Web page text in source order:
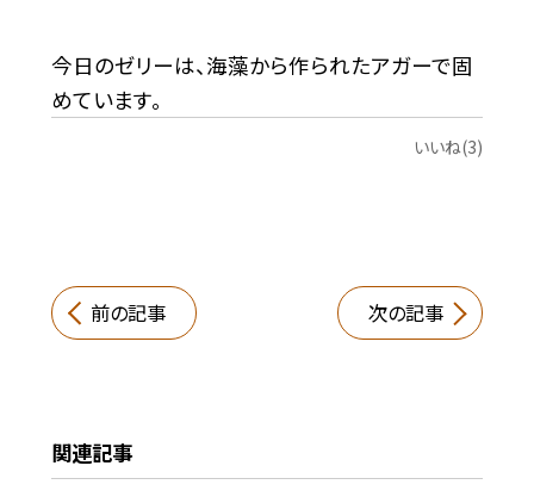
今日のゼリーは、海藻から作られたアガーで固
めています。
いいね(3)
前の記事 次の記事
関連記事